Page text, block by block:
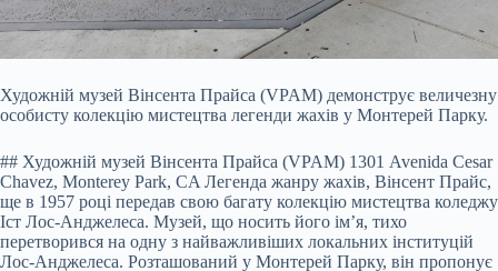
Художній музей Вінсента Прайса (VPAM) демонструє величезну
особисту колекцію мистецтва легенди жахів у Монтерей Парку.
## Художній музей Вінсента Прайса (VPAM) 1301 Avenida Cesar
Chavez, Monterey Park, CA Легенда жанру жахів, Вінсент Прайс,
ще в 1957 році передав свою багату колекцію мистецтва коледжу
Іст Лос-Анджелеса. Музей, що носить його ім’я, тихо
перетворився на одну з найважливіших локальних інституцій
Лос-Анджелеса. Розташований у Монтерей Парку, він пропонує